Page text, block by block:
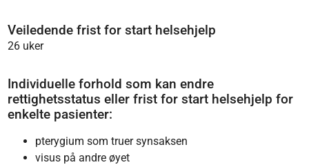
Veiledende frist for start helsehjelp
26 uker
Individuelle forhold som kan endre
rettighetsstatus eller frist for start helsehjelp for
enkelte pasienter:
pterygium som truer synsaksen
visus på andre øyet